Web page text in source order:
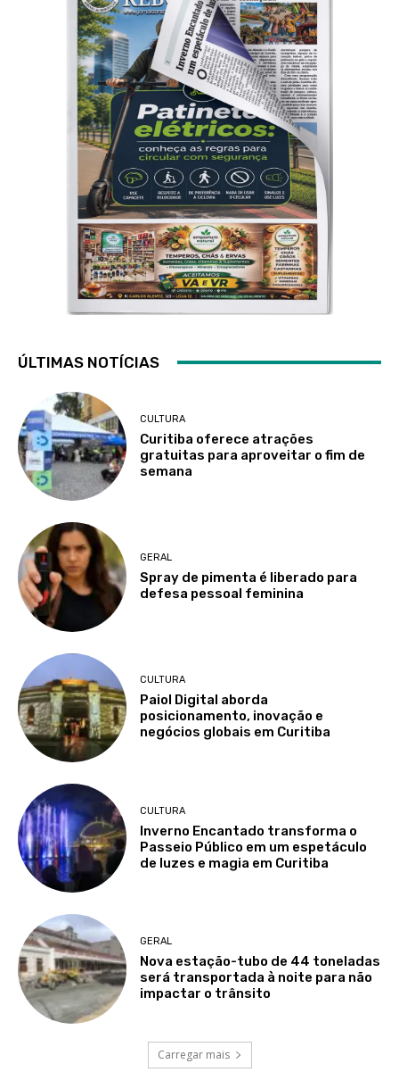
ÚLTIMAS NOTÍCIAS
CULTURA
Curitiba oferece atrações
gratuitas para aproveitar o fim de
semana
GERAL
Spray de pimenta é liberado para
defesa pessoal feminina
CULTURA
Paiol Digital aborda
posicionamento, inovação e
negócios globais em Curitiba
CULTURA
Inverno Encantado transforma o
Passeio Público em um espetáculo
de luzes e magia em Curitiba
GERAL
Nova estação-tubo de 44 toneladas
será transportada à noite para não
impactar o trânsito
Carregar mais